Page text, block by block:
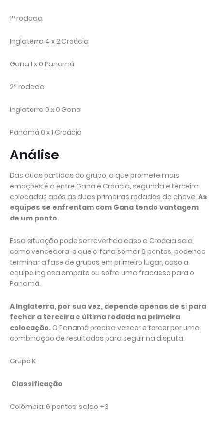
1ª rodada
Inglaterra 4 x 2 Croácia
Gana 1 x 0 Panamá
2ª rodada
Inglaterra 0 x 0 Gana
Panamá 0 x 1 Croácia
Análise
Das duas partidas do grupo, a que promete mais
emoções é a entre Gana e Croácia, segunda e terceira
colocadas após as duas primeiras rodadas da chave. As
equipes se enfrentam com Gana tendo vantagem
de um ponto.
Essa situação pode ser revertida caso a Croácia saia
como vencedora, o que a faria somar 6 pontos, podendo
terminar a fase de grupos em primeiro lugar, caso a
equipe inglesa empate ou sofra uma fracasso para o
Panamá.
A Inglaterra, por sua vez, depende apenas de si para
fechar a terceira e última rodada na primeira
colocação. O Panamá precisa vencer e torcer por uma
combinação de resultados para seguir na disputa.
Grupo K
Classificação
Colômbia: 6 pontos; saldo +3